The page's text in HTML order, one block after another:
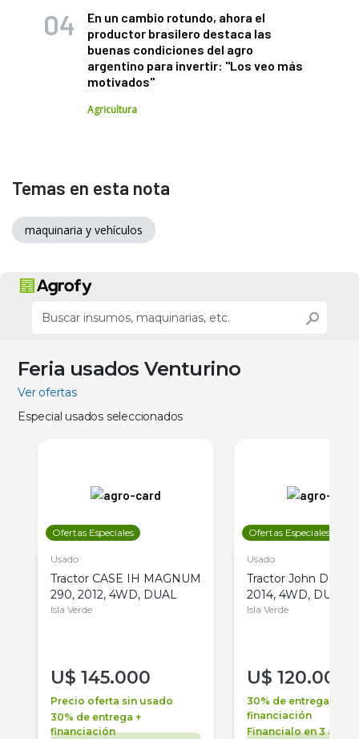
En un cambio rotundo, ahora el
productor brasilero destaca las
buenas condiciones del agro
argentino para invertir: "Los veo más
motivados"
Agricultura
Temas en esta nota
maquinaria y vehículos
Feria usados Venturino
Ver ofertas
Especial usados seleccionados
Ofertas Especiales
Usado
Tractor CASE IH MAGNUM
290, 2012, 4WD, DUAL
Isla Verde
U$ 145.000
Precio oferta sin usado
30% de entrega +
financiación
Ofertas Especiales
Usado
Tractor John Deere
2014, 4WD, DUAL
Isla Verde
U$ 120.000
30% de entrega +
financiación
Financialo en 3 años